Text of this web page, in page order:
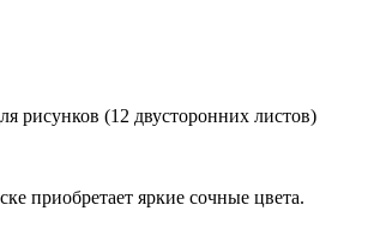
рисунков (12 двусторонних листов)
приобретает яркие сочные цвета.